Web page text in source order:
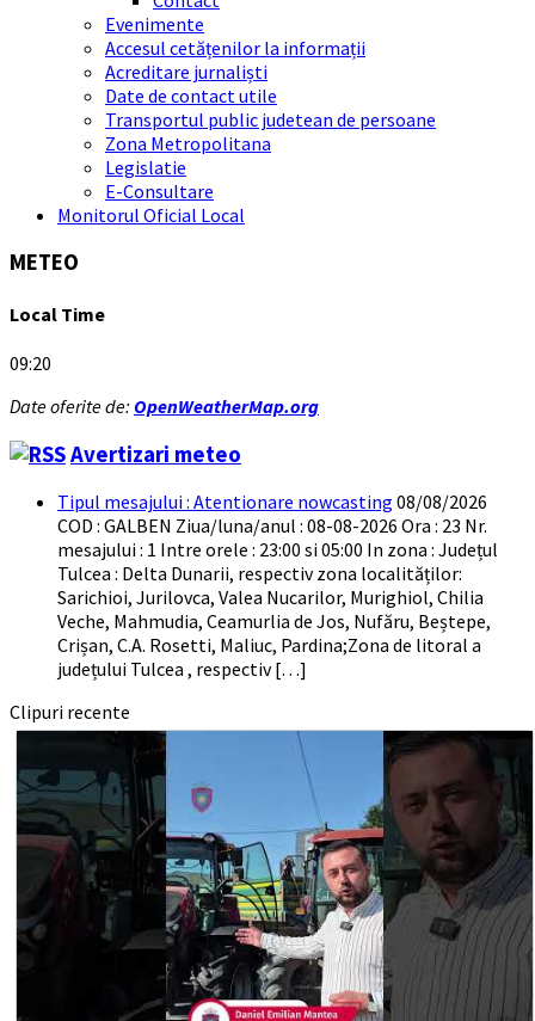
Evenimente
Accesul cetățenilor la informații
Acreditare jurnaliști
Date de contact utile
Transportul public judetean de persoane
Zona Metropolitana
Legislatie
E-Consultare
Monitorul Oficial Local
METEO
Local Time
09:20
Date oferite de: OpenWeatherMap.org
Avertizari meteo
Tipul mesajului : Atentionare nowcasting 08/08/2026
COD : GALBEN Ziua/luna/anul : 08-08-2026 Ora : 23 Nr.
mesajului : 1 Intre orele : 23:00 si 05:00 In zona : Județul
Tulcea : Delta Dunarii, respectiv zona localităților:
Sarichioi, Jurilovca, Valea Nucarilor, Murighiol, Chilia
Veche, Mahmudia, Ceamurlia de Jos, Nufăru, Beștepe,
Crișan, C.A. Rosetti, Maliuc, Pardina;Zona de litoral a
județului Tulcea , respectiv […]
Clipuri recente